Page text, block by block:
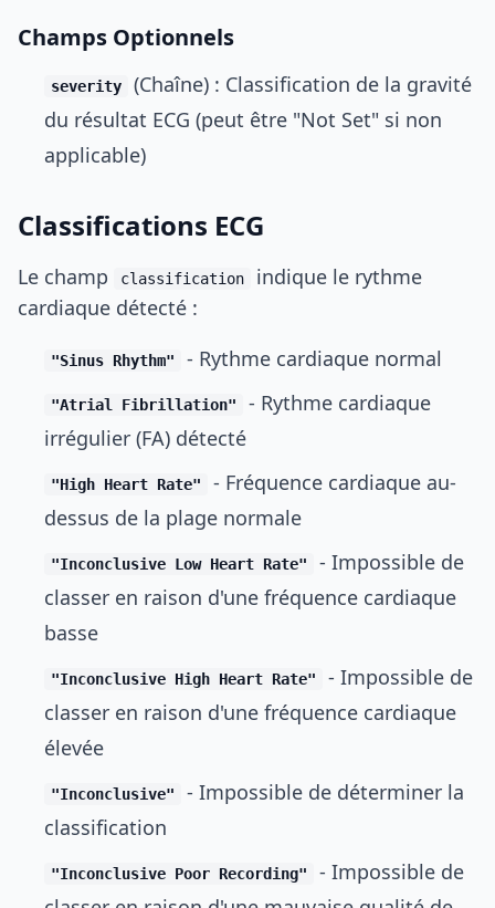
Champs Optionnels
severity
(Chaîne) : Classification de la gravité
du résultat ECG (peut être "Not Set" si non
applicable)
Classifications ECG
Le champ classification
indique le rythme
cardiaque détecté :
"Sinus Rhythm" - Rythme cardiaque normal
"Atrial Fibrillation"
- Rythme cardiaque
irrégulier (FA) détecté
"High Heart Rate"
- Fréquence cardiaque au-
dessus de la plage normale
"Inconclusive Low Heart Rate"
- Impossible de
classer en raison d'une fréquence cardiaque
basse
"Inconclusive High Heart Rate"
- Impossible de
classer en raison d'une fréquence cardiaque
élevée
"Inconclusive"
- Impossible de déterminer la
classification
"Inconclusive Poor Recording"
- Impossible de